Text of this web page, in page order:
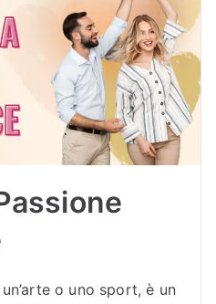
o uno sport, è un